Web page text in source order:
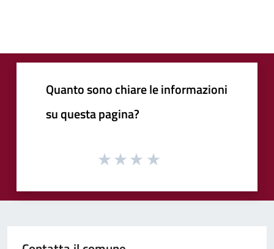
Quanto sono chiare le informazioni
su questa pagina?